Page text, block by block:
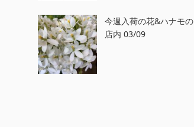
今週入荷の花&ハナモの
店内 03/09